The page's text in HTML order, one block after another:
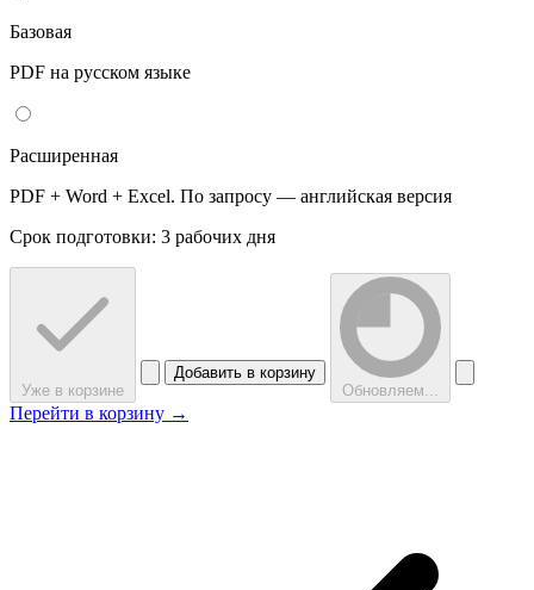
Базовая
PDF на русском языке
Расширенная
PDF + Word + Excel. По запросу — английская версия
Срок подготовки: 3 рабочих дня
Уже в корзине
Добавить в корзину
Обновляем...
Перейти в корзину →